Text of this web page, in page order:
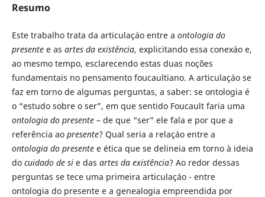
Resumo
Este trabalho trata da articulaçáo entre a ontologia do
presentee as artes da existência, explicitando essa conexáo e,
ao mesmo tempo, esclarecendo estas duas noções
fundamentais no pensamento foucaultiano. A articulaçáo se
faz em torno de algumas perguntas, a saber: se ontologia é
o “estudo sobre o ser”, em que sentido Foucault faria uma
ontologia do presente– de que “ser” ele fala e por que a
referência ao presente? Qual seria a relaçáo entre a
ontologia do presentee ética que se delineia em torno à ideia
do cuidado de sie das artes da existência? Ao redor dessas
perguntas se tece uma primeira articulaçáo - entre
ontologia do presente e a genealogia empreendida por